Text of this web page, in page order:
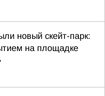
новый скейт-парк:
на площадке